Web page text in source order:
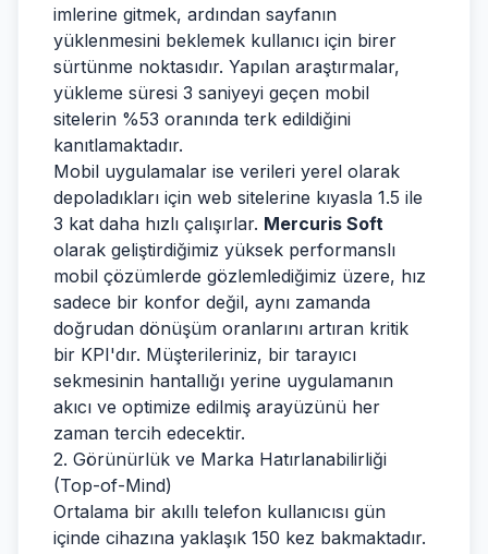
imlerine gitmek, ardından sayfanın
yüklenmesini beklemek kullanıcı için birer
sürtünme noktasıdır. Yapılan araştırmalar,
yükleme süresi 3 saniyeyi geçen mobil
sitelerin %53 oranında terk edildiğini
kanıtlamaktadır.
Mobil uygulamalar ise verileri yerel olarak
depoladıkları için web sitelerine kıyasla 1.5 ile
3 kat daha hızlı çalışırlar. Mercuris Soft
olarak geliştirdiğimiz yüksek performanslı
mobil çözümlerde gözlemlediğimiz üzere, hız
sadece bir konfor değil, aynı zamanda
doğrudan dönüşüm oranlarını artıran kritik
bir KPI'dır. Müşterileriniz, bir tarayıcı
sekmesinin hantallığı yerine uygulamanın
akıcı ve optimize edilmiş arayüzünü her
zaman tercih edecektir.
2. Görünürlük ve Marka Hatırlanabilirliği
(Top-of-Mind)
Ortalama bir akıllı telefon kullanıcısı gün
içinde cihazına yaklaşık 150 kez bakmaktadır.